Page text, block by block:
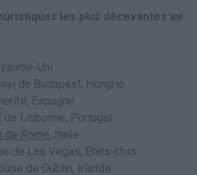
les plus décevantes au
Uni
de Budapest, Hongrie
Espagne
de Lisbonne, Portugal
de Rome, Italie
de Las Vegas, États-Unis
de Dublin, Irlande